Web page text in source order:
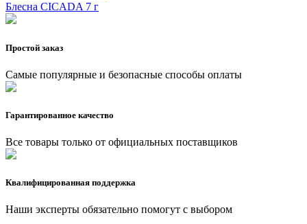
Блесна CICADA 7 г
Простой заказ
Самые популярные и безопасные способы оплаты
Гарантированное качество
Все товары только от официальных поставщиков
Квалифицированная поддержка
Наши эксперты обязательно помогут с выбором